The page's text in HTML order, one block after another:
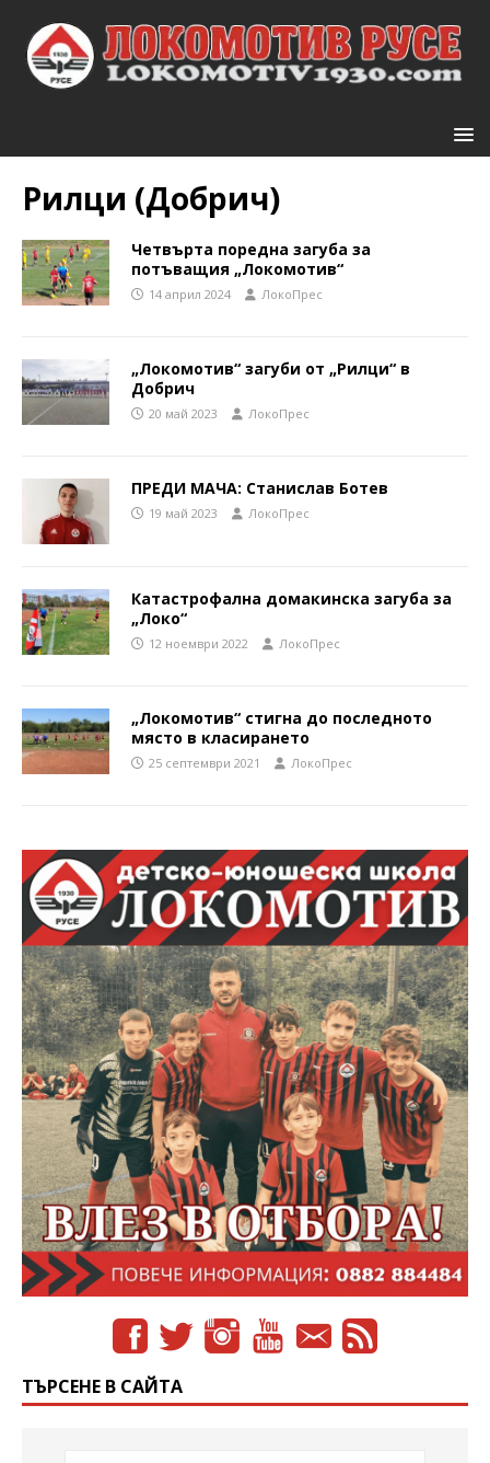
Рилци (Добрич)
Четвърта поредна загуба за
потъващия „Локомотив“
14 април 2024 ЛокоПрес
„Локомотив“ загуби от „Рилци“ в
Добрич
20 май 2023 ЛокоПрес
ПРЕДИ МАЧА: Станислав Ботев
19 май 2023 ЛокоПрес
Катастрофална домакинска загуба за
„Локо“
12 ноември 2022 ЛокоПрес
„Локомотив“ стигна до последното
място в класирането
25 септември 2021 ЛокоПрес
ТЪРСЕНЕ В САЙТА